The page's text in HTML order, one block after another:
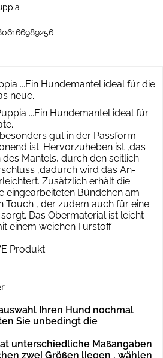
...Ein Hundemantel ideal für die
neue...
...Ein Hundemantel ideal für
gut in der Passform
ist. Hervorzuheben ist ,das
Mantels, durch den seitlich
,dadurch wird das An-
Zusätzlich erhält die
eingearbeiteten Bündchen am
Touch , der zudem auch für eine
Das Obermaterial ist leicht
einem weichen Furstoff
Produkt.
Ihren Hund nochmal
Sie unbedingt die
unterschiedliche Maßangaben
zwei Größen liegen , wählen